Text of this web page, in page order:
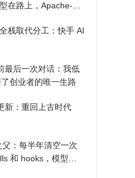
在路上，Apache-2.0
栈取代分工：快手 AI
最后一次对话：我低
创业者的唯一生路
新：重回上古时代
：每半年清空一次
和 hooks，模型自